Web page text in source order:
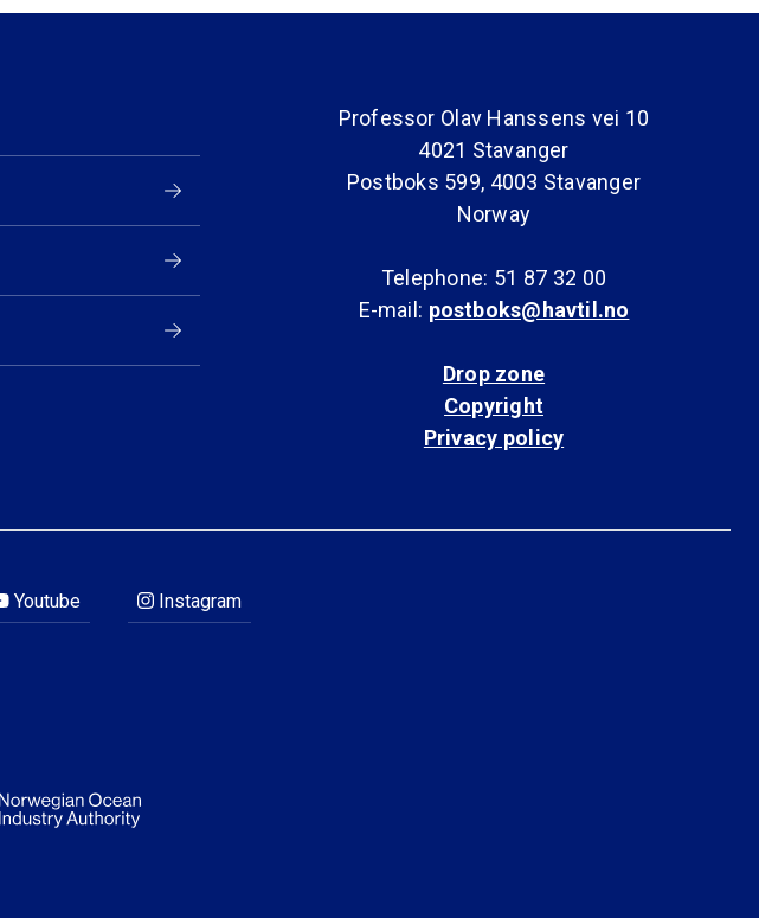
Professor Olav Hanssens vei 10
4021 Stavanger
Postboks 599, 4003 Stavanger
Norway
Telephone: 51 87 32 00
E-mail: postboks@havtil.no
Drop zone
Copyright
Privacy policy
Youtube Instagram